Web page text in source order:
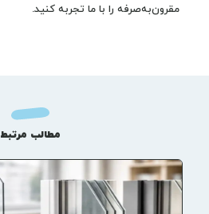
مقرون‌به‌صرفه را با ما تجربه کنید.
مطالب مرتبط